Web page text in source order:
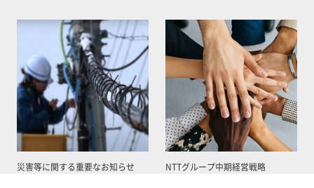
災害等に関する重要なお知らせ NTTグループ中期経営戦略